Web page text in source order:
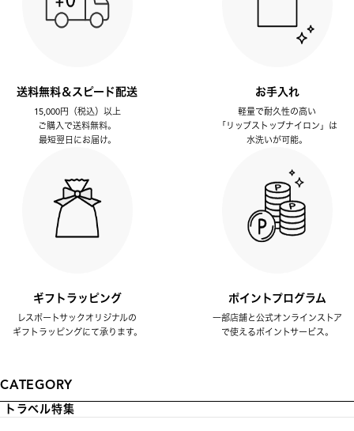
送料無料＆スピード配送
15,000円（税込）以上
ご購入で送料無料。
最短翌日にお届け。
お手入れ
軽量で耐久性の高い
「リップストップナイロン」は
水洗いが可能。
ギフトラッピング
レスポートサックオリジナルの
ギフトラッピングにて承ります。
ポイントプログラム
一部店舗と公式オンラインストア
で使えるポイントサービス。
CATEGORY
トラベル特集